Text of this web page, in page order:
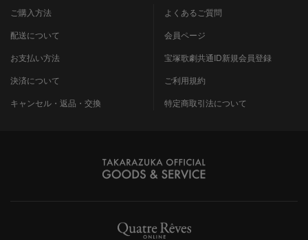
ご購入方法
配送について
お支払い方法
決済について
キャンセル・返品・交換
よくあるご質問
会員ページ
宝塚歌劇共通ID新規会員登録
ご利用規約
特定商取引法について